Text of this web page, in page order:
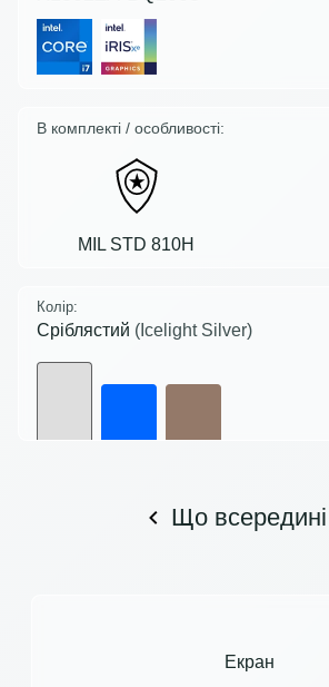
В комплекті / особливості:
MIL STD 810H
Колір:
Сріблястий (Icelight Silver)
Що всередині
Екран